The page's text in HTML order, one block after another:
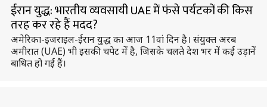
ईरान युद्ध: भारतीय व्यवसायी UAE में फंसे पर्यटकों की किस
तरह कर रहे हैं मदद?
अमेरिका-इजराइल-ईरान युद्ध का आज 11वां दिन है। संयुक्त अरब
अमीरात (UAE) भी इसकी चपेट में है, जिसके चलते देश भर में कई उड़ानें
बाधित हो गई हैं।